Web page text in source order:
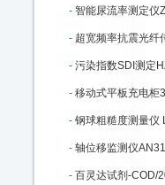
- 智能尿流率测定仪ZN99-
- 超宽频率抗震光纤传感器 MKM-
- 污染指数SDI测定HZ36-SDI-2000
- 移动式平板充电柜30位TB93-HJ-
- 钢球粗糙度测量仪 LY71-
- 轴位移监测仪AN31-VB-Z410库
- 百灵达试剂-COD/2000/2M